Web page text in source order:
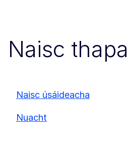
Naisc thapa
Naisc úsáideacha
Nuacht